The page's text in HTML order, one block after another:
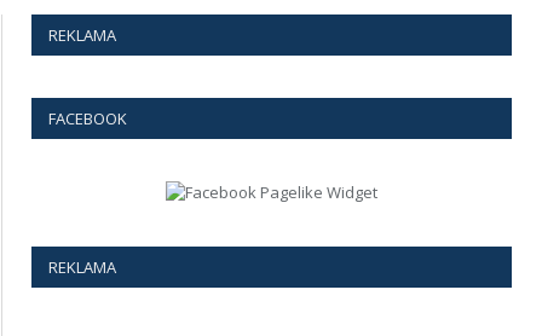
REKLAMA
FACEBOOK
REKLAMA